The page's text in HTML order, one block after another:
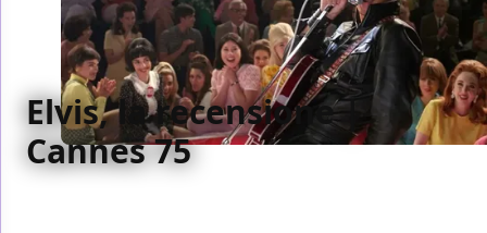
Elvis, la recensione |
Cannes 75